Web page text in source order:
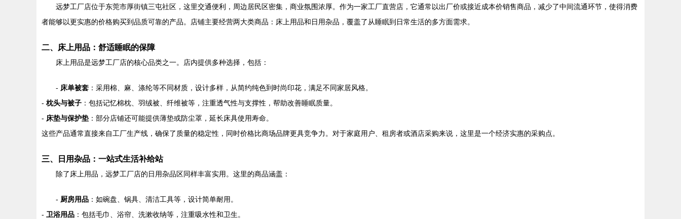
远梦工厂店位于东莞市厚街镇三屯社区，这里交通便利，周边居民区密集，商业氛围浓厚。作为一家工厂直营店，它通常以出厂价或接近成本价销售商品，减少了中间流通环节，使得消费
者能够以更实惠的价格购买到品质可靠的产品。店铺主要经营两大类商品：床上用品和日用杂品，覆盖了从睡眠到日常生活的多方面需求。
二、床上用品：舒适睡眠的保障
床上用品是远梦工厂店的核心品类之一。店内提供多种选择，包括：
- 床单被套 ：采用棉、麻、涤纶等不同材质，设计多样，从简约纯色到时尚印花，满足不同家居风格。
- 枕头与被子 ：包括记忆棉枕、羽绒被、纤维被等，注重透气性与支撑性，帮助改善睡眠质量。
- 床垫与保护垫 ：部分店铺还可能提供薄垫或防尘罩，延长床具使用寿命。
这些产品通常直接来自工厂生产线，确保了质量的稳定性，同时价格比商场品牌更具竞争力。对于家庭用户、租房者或酒店采购来说，这里是一个经济实惠的采购点。
三、日用杂品：一站式生活补给站
除了床上用品，远梦工厂店的日用杂品区同样丰富实用。这里的商品涵盖：
- 厨房用品 ：如碗盘、锅具、清洁工具等，设计简单耐用。
- 卫浴用品 ：包括毛巾、浴帘、洗漱收纳等，注重吸水性和卫生。